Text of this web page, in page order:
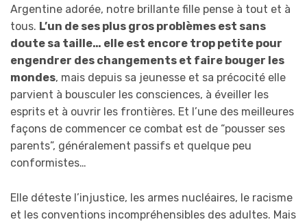
Argentine adorée, notre brillante fille pense à tout et à
tous. L’un de ses plus gros problèmes est sans
doute sa taille… elle est encore trop petite pour
engendrer des changements et faire bouger les
mondes, mais depuis sa jeunesse et sa précocité elle
parvient à bousculer les consciences, à éveiller les
esprits et à ouvrir les frontières. Et l’une des meilleures
façons de commencer ce combat est de “pousser ses
parents”, généralement passifs et quelque peu
conformistes…
Elle déteste l’injustice, les armes nucléaires, le racisme
et les conventions incompréhensibles des adultes. Mais